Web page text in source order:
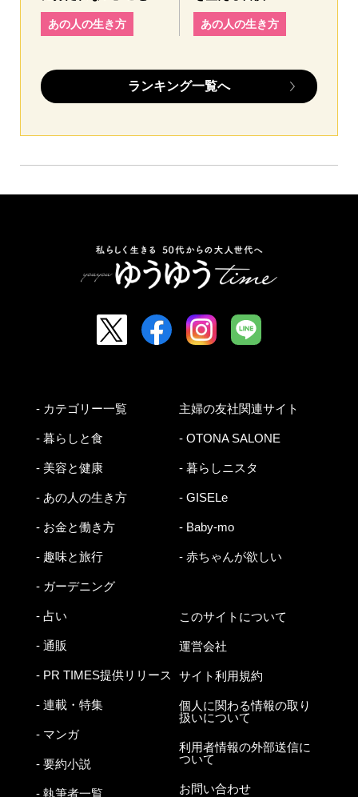
あの人の生き方 あの人の生き方
ランキング一覧へ
- カテゴリー一覧
- 暮らしと食
- 美容と健康
- あの人の生き方
- お金と働き方
- 趣味と旅行
- ガーデニング
- 占い
- 通販
- PR TIMES提供リリース
- 連載・特集
- マンガ
- 要約小説
- 執筆者一覧
主婦の友社関連サイト
- OTONA SALONE
- 暮らしニスタ
- GISELe
- Baby-mo
- 赤ちゃんが欲しい
このサイトについて
運営会社
サイト利用規約
個人に関わる情報の取り
扱いについて
利用者情報の外部送信に
ついて
お問い合わせ